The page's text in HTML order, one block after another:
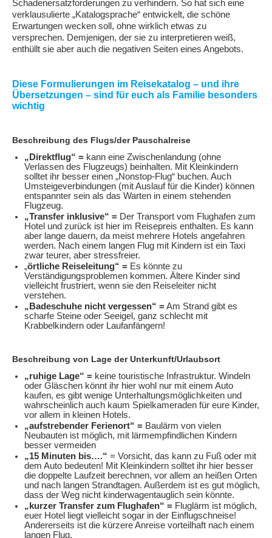
Schadenersatzforderungen zu verhindern. So hat sich eine
verklausulierte „Katalogsprache“ entwickelt, die schöne
Erwartungen wecken soll, ohne wirklich etwas zu
versprechen. Demjenigen, der sie zu interpretieren weiß,
enthüllt sie aber auch die negativen Seiten eines Angebots.
Diese Formulierungen im Reisekatalog – und ihre
Übersetzungen – sind für euch als Familie besonders
wichtig
Beschreibung des Flugs/der Pauschalreise
„Direktflug“ = kann eine Zwischenlandung (ohne
Verlassen des Flugzeugs) beinhalten. Mit Kleinkindern
solltet ihr besser einen „Nonstop-Flug“ buchen. Auch
Umsteigeverbindungen (mit Auslauf für die Kinder) können
entspannter sein als das Warten in einem stehenden
Flugzeug.
„Transfer inklusive“ = Der Transport vom Flughafen zum
Hotel und zurück ist hier im Reisepreis enthalten. Es kann
aber lange dauern, da meist mehrere Hotels angefahren
werden. Nach einem langen Flug mit Kindern ist ein Taxi
zwar teurer, aber stressfreier.
„örtliche Reiseleitung“ = Es könnte zu
Verständigungsproblemen kommen. Ältere Kinder sind
vielleicht frustriert, wenn sie den Reiseleiter nicht
verstehen.
„Badeschuhe nicht vergessen“ =Am Strand gibt es
scharfe Steine oder Seeigel, ganz schlecht mit
Krabbelkindern oder Laufanfängern!
Beschreibung von Lage der Unterkunft/Urlaubsort
„ruhige Lage“ = keine touristische Infrastruktur. Windeln
oder Gläschen könnt ihr hier wohl nur mit einem Auto
kaufen, es gibt wenige Unterhaltungsmöglichkeiten und
wahrscheinlich auch kaum Spielkameraden für eure Kinder,
vor allem in kleinen Hotels.
„aufstrebender Ferienort“ = Baulärm von vielen
Neubauten ist möglich, mit lärmempfindlichen Kindern
besser vermeiden
„15 Minuten bis….“ = Vorsicht, das kann zu Fuß oder mit
dem Auto bedeuten! Mit Kleinkindern solltet ihr hier besser
die doppelte Laufzeit berechnen, vor allem an heißen Orten
und nach langen Strandtagen. Außerdem ist es gut möglich,
dass der Weg nicht kinderwagentauglich sein könnte.
„kurzer Transfer zum Flughafen“ = Fluglärm ist möglich,
euer Hotel liegt vielleicht sogar in der Einflugschneise!
Andererseits ist die kürzere Anreise vorteilhaft nach einem
langen Flug.